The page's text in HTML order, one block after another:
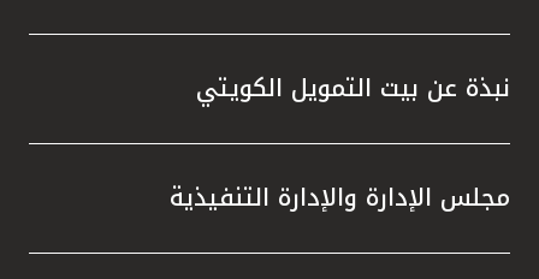
نبذة عن بيت التمويل الكويتي
مجلس الإدارة والإدارة التنفيذية